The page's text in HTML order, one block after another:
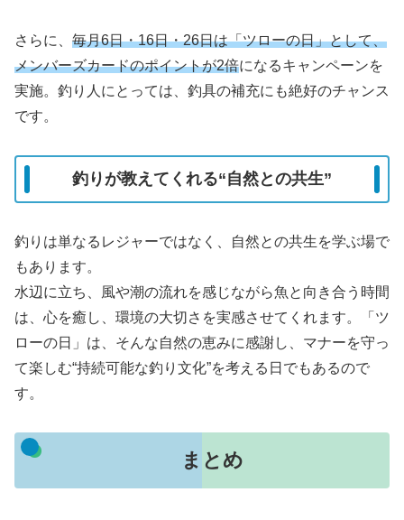
さらに、 毎月6日・16日・26日は「ツローの日」として、
メンバーズカードのポイントが2倍になるキャンペーンを
実施。釣り人にとっては、釣具の補充にも絶好のチャンス
です。
釣りが教えてくれる“自然との共生”
釣りは単なるレジャーではなく、自然との共生を学ぶ場で
もあります。
水辺に立ち、風や潮の流れを感じながら魚と向き合う時間
は、心を癒し、環境の大切さを実感させてくれます。「ツ
ローの日」は、そんな自然の恵みに感謝し、マナーを守っ
て楽しむ“持続可能な釣り文化”を考える日でもあるので
す。
まとめ